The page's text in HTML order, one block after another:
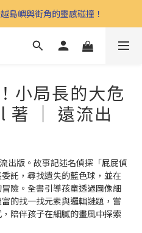
島嶼與街角的靈感碰撞！
小局長的大危
著 ｜ 遠流出
出版。故事記述名偵探「屁屁偵
託，尋找遺失的藍色球，並在
險。全書引導孩童透過圖像細
的找一找元素與邏輯謎題，嘗
陪伴孩子在細膩的畫風中探索